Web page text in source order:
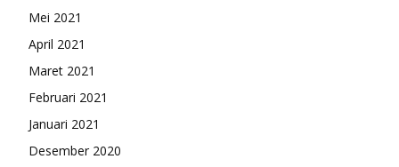
Mei 2021
April 2021
Maret 2021
Februari 2021
Januari 2021
Desember 2020